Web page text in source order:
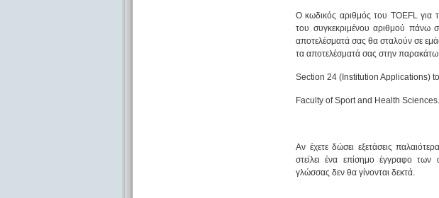
Ο κωδικός αριθμός του TOEFL για
του συγκεκριμένου αριθμού πάνω
αποτελέσματά σας θα σταλούν σε
τα αποτελέσματά σας στην
Section 24 (Institution Applications)
Faculty of Sport and Health Sciences.
Αν έχετε δώσει εξετάσεις
στείλει ένα επίσημο έγγραφο των
γλώσσας δεν θα γίνονται δεκτά.